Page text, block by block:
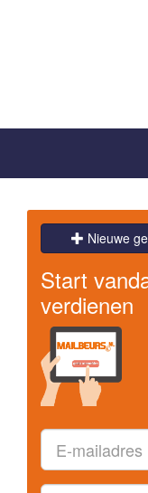
Nieuwe
Start
verdienen